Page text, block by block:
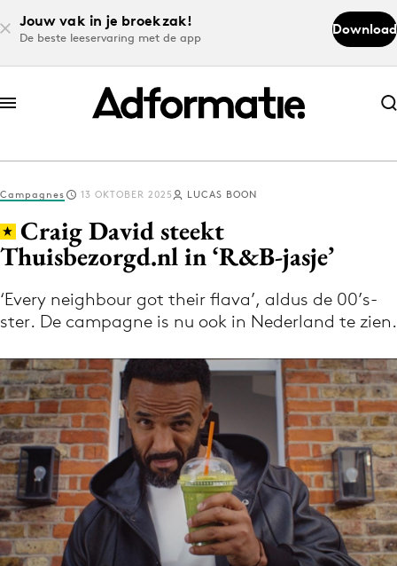
Jouw vak in je broekzak!
De beste leeservaring met de app
Download
Abonneer nu
Abonneer nu
Log in
Volg het laatste nieuws via de Adformatie
Nieuws app
Menu
Home
9 sept: GenAI-training
12 nov: MarketingLive!
Campagnes 13 OKTOBER 2025 LUCAS BOON
Craig David steekt
Thuisbezorgd.nl in ‘R&B-jasje’
‘Every neighbour got their flava’, aldus de 00’s-
ster. De campagne is nu ook in Nederland te zien.